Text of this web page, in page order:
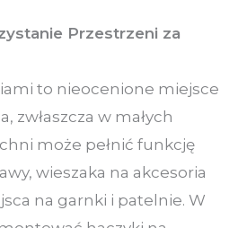
Przestrzeni za
to nieocenione miejsce
zwłaszcza w małych
może pełnić funkcję
wieszaka na akcesoria
na garnki i patelnie. W